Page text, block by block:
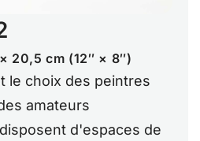
20,5 cm (12″ × 8″)
le choix des peintres
amateurs
d'espaces de